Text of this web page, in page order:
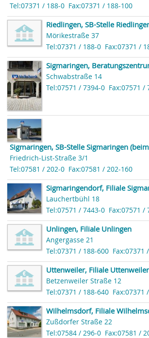
Tel:07371 / 188-0 Fax:07371 / 188-100
Riedlingen, SB-Stelle
Mörikestraße 37
Tel:07371 / 188-0 Fax:07371 /
Sigmaringen,
Schwabstraße 14
Tel:07571 / 7394-0 Fax:07571 /
Sigmaringen, SB-Stelle Sigmaringen
Friedrich-List-Straße 3/1
Tel:07581 / 202-0 Fax:07581 / 202-160
Sigmaringendorf, Filiale
Lauchertbühl 18
Tel:07571 / 7443-0 Fax:07571 /
Unlingen, Filiale Unlingen
Angergasse 21
Tel:07371 / 188-600 Fax:07371
Uttenweiler, Filiale Uttenweiler
Betzenweiler Straße 12
Tel:07371 / 188-640 Fax:07371
Wilhelmsdorf, Filiale
Zußdorfer Straße 22
Tel:07584 / 296-0 Fax:07581 /